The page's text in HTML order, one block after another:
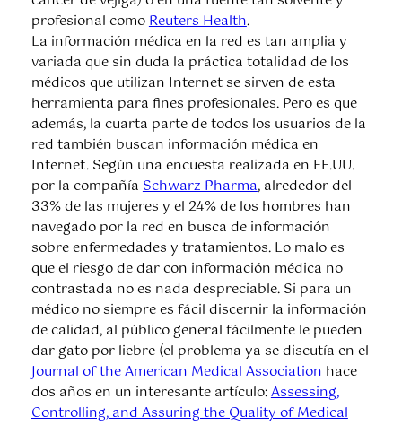
profesional comoReuters Health.
La información médica en la red es tan amplia y
variada que sin duda la práctica totalidad de los
médicos que utilizan Internet se sirven de esta
herramienta para fines profesionales. Pero es que
además, la cuarta parte de todos los usuarios de la
red también buscan información médica en
Internet. Según una encuesta realizada en EE.UU.
por la compañíaSchwarz Pharma, alrededor del
33% de las mujeres y el 24% de los hombres han
navegado por la red en busca de información
sobre enfermedades y tratamientos. Lo malo es
que el riesgo de dar con información médica no
contrastada no es nada despreciable. Si para un
médico no siempre es fácil discernir la información
de calidad, al público general fácilmente le pueden
dar gato por liebre (el problema ya se discutía en el
Journal of the American Medical Associationhace
dos años en un interesante artículo:Assessing,
Controlling, and Assuring the Quality of Medical